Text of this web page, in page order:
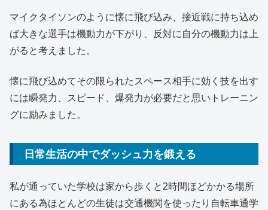
マイクタイソンのように懐に飛び込み、接近戦に持ち込め
ば大きな選手は機動力が下がり、反対に自分の機動力は上
がると考えました。
懐に飛び込めてその限られたスペース相手に効く技を出す
には瞬発力、スピード、爆発力が必要だと思いトレーニン
グに励みました。
日常生活の中でダッシュ力を鍛える
私が通っていた学校は家から歩くと2時間ほどかかる場所
にある為ほとんどの生徒は交通機関を使ったり自転車通学